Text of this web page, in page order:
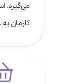
می‌گیرد.
کارمان